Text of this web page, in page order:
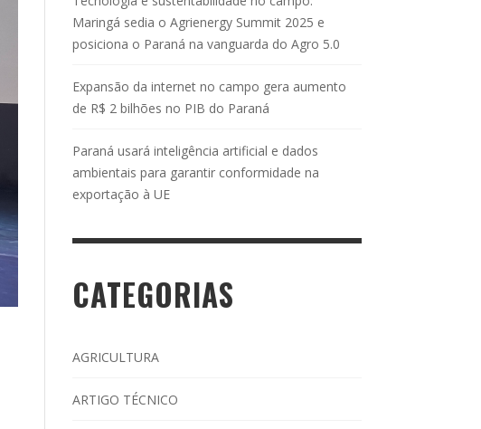
Maringá sedia o Agrienergy Summit 2025 e
posiciona o Paraná na vanguarda do Agro 5.0
Expansão da internet no campo gera aumento
de R$ 2 bilhões no PIB do Paraná
Paraná usará inteligência artificial e dados
ambientais para garantir conformidade na
exportação à UE
CATEGORIAS
AGRICULTURA
ARTIGO TÉCNICO